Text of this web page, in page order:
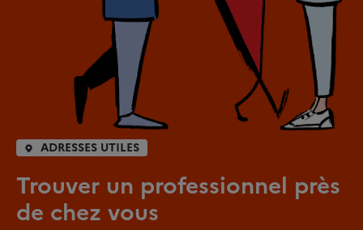
ADRESSES UTILES
Trouver un professionnel près
de chez vous